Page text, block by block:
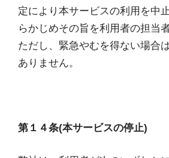
定により本サービスの利用を中
らかじめその旨を利用者の担当
ただし、緊急やむを得ない場合
ありません。
第１４条(本サービスの停止)